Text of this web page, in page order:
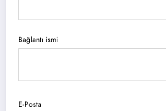
Bağlantı ismi
E-Posta